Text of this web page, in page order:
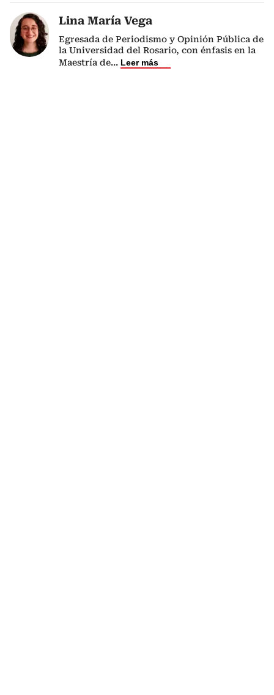
Lina María Vega
Egresada de Periodismo y Opinión Pública de
la Universidad del Rosario, con énfasis en la
Maestría de... Leer más